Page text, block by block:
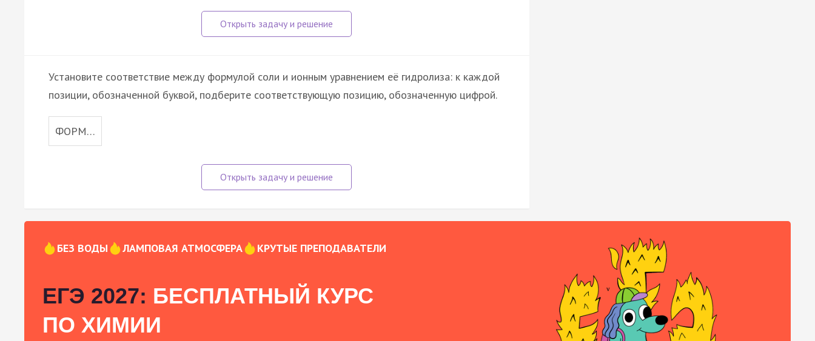
Установите соответствие между формулой соли и ионным уравнением её гидролиза: к каждой
позиции, обозначенной буквой, подберите соответствующую позицию, обозначенную цифрой.
ФОРМ…
БЕЗ ВОДЫ ЛАМПОВАЯ АТМОСФЕРА КРУТЫЕ ПРЕПОДАВАТЕЛИ
ЕГЭ 2027: БЕСПЛАТНЫЙ КУРС
ПО ХИМИИ